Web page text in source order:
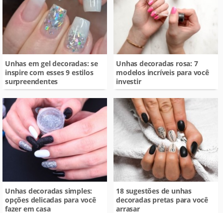
Unhas em gel decoradas: se
inspire com esses 9 estilos
surpreendentes
Unhas decoradas rosa: 7
modelos incríveis para você
investir
Unhas decoradas simples:
opções delicadas para você
fazer em casa
18 sugestões de unhas
decoradas pretas para você
arrasar